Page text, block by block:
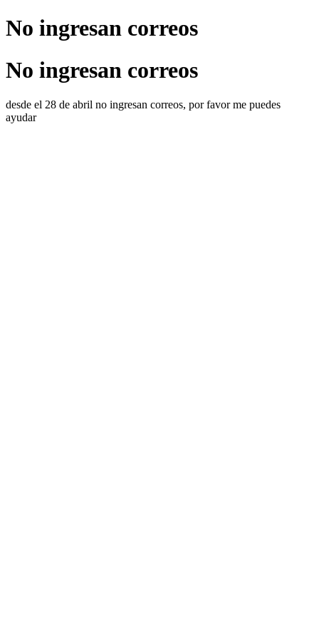
No ingresan correos
No ingresan correos
desde el 28 de abril no ingresan correos, por favor me puedes
ayudar